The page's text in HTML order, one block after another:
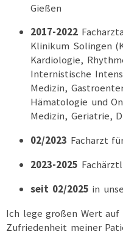
Gießen
2017-2022
Klinikum Solingen
Kardiologie,
Internistische
Medizin,
Hämatologie und
Medizin, Geriatrie,
02/2023 Facharzt
2023-2025
seit 02/2025 in
Ich lege großen Wert auf
Zufriedenheit meiner